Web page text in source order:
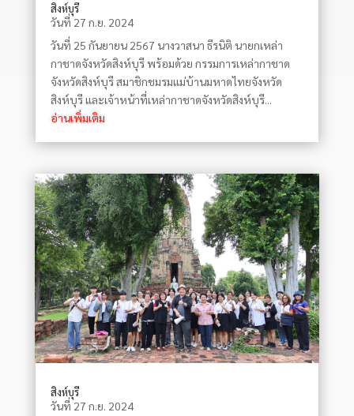
สิงห์บุรี
วันที่ 27 ก.ย. 2024
วันที่ 25 กันยายน 2567 นางวาสนา ธีรนิติ นายกเหล่า
กาชาดจังหวัดสิงห์บุรี พร้อมด้วย กรรมการเหล่ากาชาด
จังหวัดสิงห์บุรี สมาชิกชมรมแม่บ้านมหาดไทยจังหวัด
สิงห์บุรี และเจ้าหน้าที่เหล่ากาชาดจังหวัดสิงห์บุรี...
อ่านเพิ่มเติม
สิงห์บุรี
วันที่ 27 ก.ย. 2024